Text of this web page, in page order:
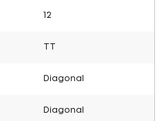
12
Diagonal
Diagonal